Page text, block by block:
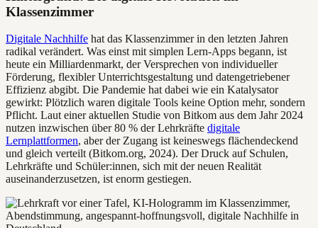
Klassenzimmer
Digitale Nachhilfe hat das Klassenzimmer in den letzten Jahren
radikal verändert. Was einst mit simplen Lern-Apps begann, ist
heute ein Milliardenmarkt, der Versprechen von individueller
Förderung, flexibler Unterrichtsgestaltung und datengetriebener
Effizienz abgibt. Die Pandemie hat dabei wie ein Katalysator
gewirkt: Plötzlich waren digitale Tools keine Option mehr, sondern
Pflicht. Laut einer aktuellen Studie von Bitkom aus dem Jahr 2024
nutzen inzwischen über 80 % der Lehrkräfte digitale
Lernplattformen, aber der Zugang ist keineswegs flächendeckend
und gleich verteilt (Bitkom.org, 2024). Der Druck auf Schulen,
Lehrkräfte und Schüler:innen, sich mit der neuen Realität
auseinanderzusetzen, ist enorm gestiegen.